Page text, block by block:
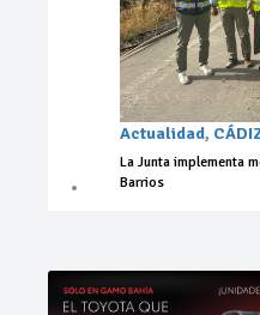
Actualidad,
La Junta implementa
Barrios